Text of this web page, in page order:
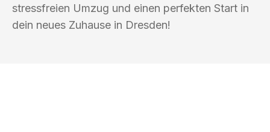
stressfreien Umzug und einen perfekten Start in
dein neues Zuhause in Dresden!